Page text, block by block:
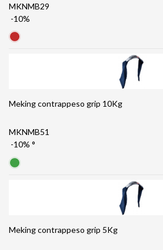
MKNMB29
-10%
Meking contrappeso grip 10Kg
MKNMB51
-10% °
Meking contrappeso grip 5Kg